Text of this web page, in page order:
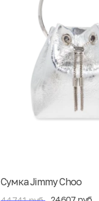
Сумка Jimmy Choo